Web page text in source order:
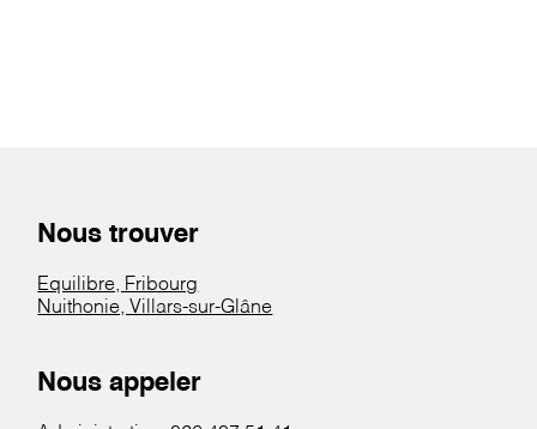
Nous trouver
Equilibre, Fribourg
Nuithonie, Villars-sur-Glâne
Nous appeler